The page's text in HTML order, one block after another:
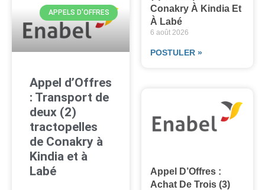
APPELS D'OFFRES
Appel d’Offres
: Transport de
deux (2)
tractopelles
de Conakry à
Kindia et à
Labé
Conakry À Kindia Et
À Labé
6 août 2026
POSTULER »
Appel D’Offres :
Achat De Trois (3)